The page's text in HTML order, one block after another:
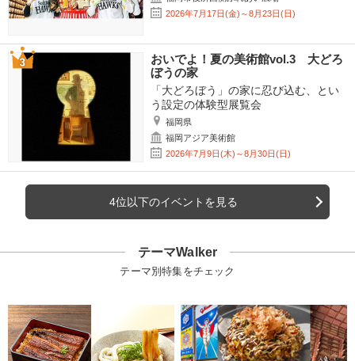
2026年7月17日(金)～8月23日(日)
おいでよ！夏の美術館vol.3 大どろ
ぼうの家
「大どろぼう」の家に忍び込む、とい
う設定の体験型展覧会
福岡県
福岡アジア美術館
2026年7月9日(木)～8月30日(日)
4位以下のイベントを見る
テーマWalker
テーマ別特集をチェック